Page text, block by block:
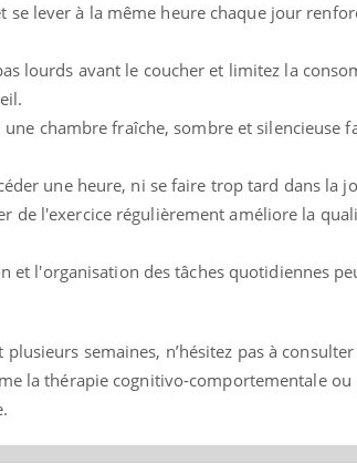
se lever à la même heure chaque jour
lourds avant le coucher et limitez la
une chambre fraîche, sombre et silencieuse
une heure, ni se faire trop tard dans la
de l'exercice régulièrement améliore la
et l'organisation des tâches quotidiennes
semaines, n’hésitez pas à
la thérapie cognitivo-comportementale ou